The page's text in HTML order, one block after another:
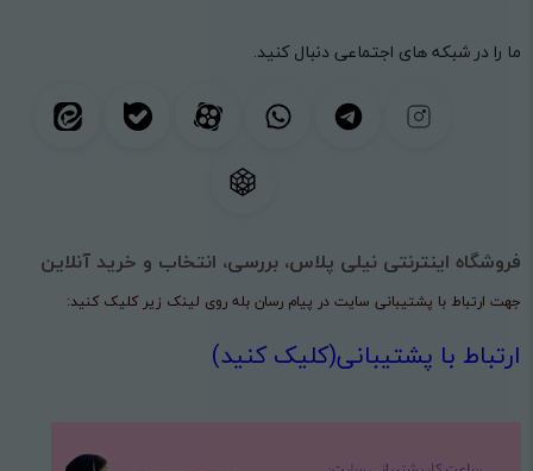
ما را در شبکه های اجتماعی دنبال کنید.
فروشگاه اینترنتی نیلی پلاس، بررسی، انتخاب و خرید آنلاین
جهت ارتباط با پشتیبانی سایت در پیام رسان بله روی لینک زیر کلیک کنید:
ارتباط با پشتیبانی(کلیک کنید)